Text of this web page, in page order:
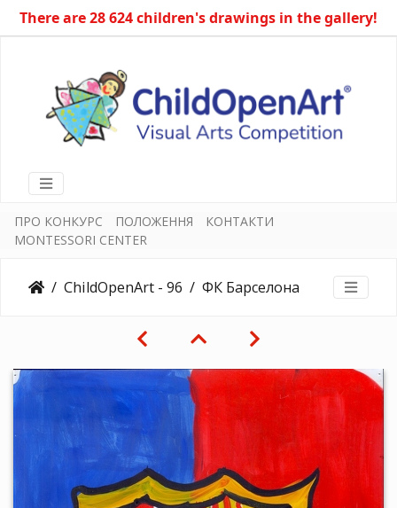
There are 28 624 children's drawings in the gallery!
ПРО КОНКУРС ПОЛОЖЕННЯ
КОНТАКТИ
MONTESSORI CENTER
ChildOpenArt - 96 ФК Барселона